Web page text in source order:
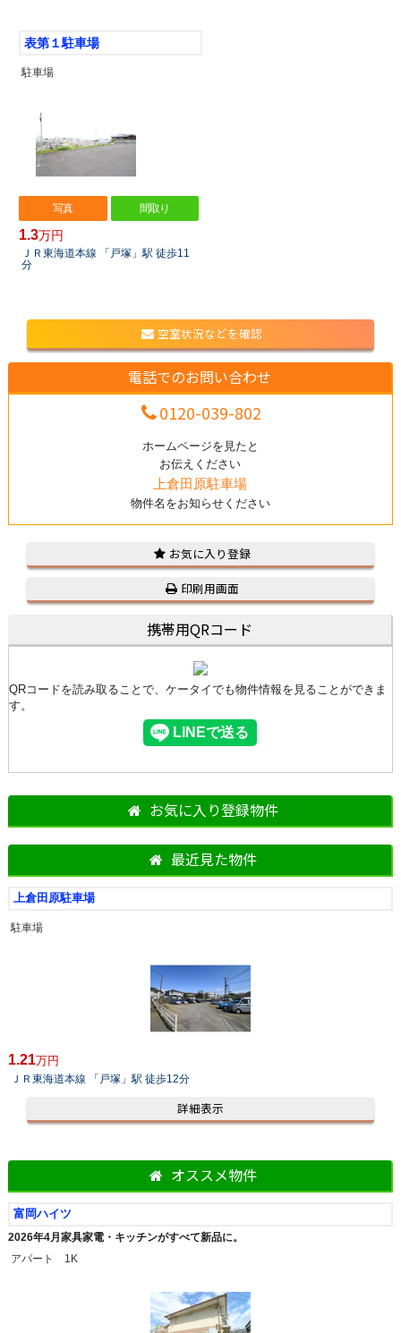
表第１駐車場
駐車場
写真 間取り
1.3万円
ＪＲ東海道本線 「戸塚」駅 徒歩11
分
空室状況などを確認
電話でのお問い合わせ
0120-039-802
ホームページを見たと
お伝えください
上倉田原駐車場
物件名をお知らせください
お気に入り登録
印刷用画面
携帯用QRコード
QRコードを読み取ることで、ケータイでも物件情報を見ることができま
す。
お気に入り登録物件
最近見た物件
上倉田原駐車場
駐車場
1.21万円
ＪＲ東海道本線 「戸塚」駅 徒歩12分
詳細表示
オススメ物件
富岡ハイツ
2026年4月家具家電・キッチンがすべて新品に。
アパート 1K